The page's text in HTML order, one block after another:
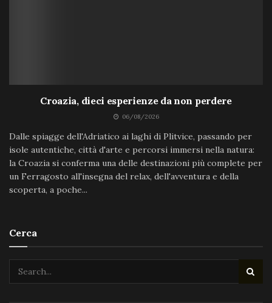
Croazia, dieci esperienze da non perdere
06/08/2026
Dalle spiagge dell'Adriatico ai laghi di Plitvice, passando per
isole autentiche, città d'arte e percorsi immersi nella natura:
la Croazia si conferma una delle destinazioni più complete per
un Ferragosto all'insegna del relax, dell'avventura e della
scoperta, a poche...
Cerca